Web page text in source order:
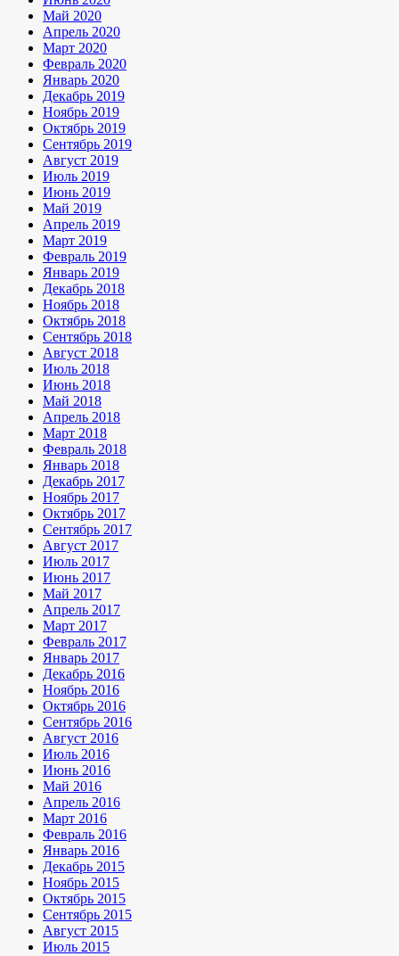
Май 2020
Апрель 2020
Март 2020
Февраль 2020
Январь 2020
Декабрь 2019
Ноябрь 2019
Октябрь 2019
Сентябрь 2019
Август 2019
Июль 2019
Июнь 2019
Май 2019
Апрель 2019
Март 2019
Февраль 2019
Январь 2019
Декабрь 2018
Ноябрь 2018
Октябрь 2018
Сентябрь 2018
Август 2018
Июль 2018
Июнь 2018
Май 2018
Апрель 2018
Март 2018
Февраль 2018
Январь 2018
Декабрь 2017
Ноябрь 2017
Октябрь 2017
Сентябрь 2017
Август 2017
Июль 2017
Июнь 2017
Май 2017
Апрель 2017
Март 2017
Февраль 2017
Январь 2017
Декабрь 2016
Ноябрь 2016
Октябрь 2016
Сентябрь 2016
Август 2016
Июль 2016
Июнь 2016
Май 2016
Апрель 2016
Март 2016
Февраль 2016
Январь 2016
Декабрь 2015
Ноябрь 2015
Октябрь 2015
Сентябрь 2015
Август 2015
Июль 2015